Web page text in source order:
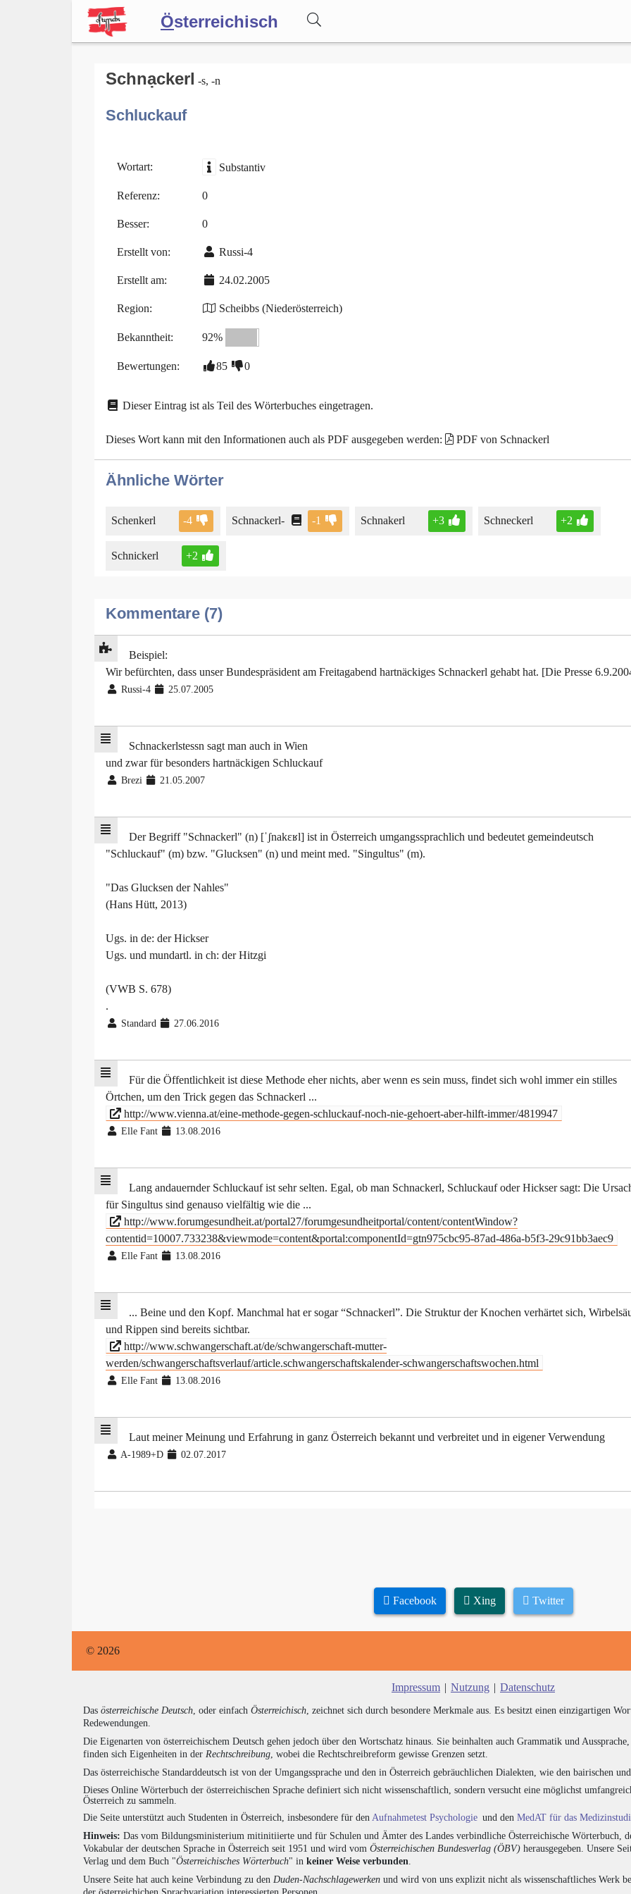
Österreichisch
Forum
Blog
Schnạckerl -s, -n
Schluckauf
Wortart: Substantiv
Referenz: 0
Besser: 0
Erstellt von: Russi-4
Erstellt am: 24.02.2005
Region: Scheibbs (Niederösterreich)
Bekanntheit: 92%
Bewertungen: 85 0
Dieser Eintrag ist als Teil des Wörterbuches eingetragen.
Dieses Wort kann mit den Informationen auch als PDF ausgegeben werden: PDF von Schnackerl
Ähnliche Wörter
Schenkerl -4 Schnackerl- -1 Schnakerl +3 Schneckerl +2
Schnickerl +2
Kommentare (7)
Beispiel:
Wir befürchten, dass unser Bundespräsident am Freitagabend hartnäckiges Schnackerl gehabt hat. [Die Presse
Russi-4 25.07.2005
Schnackerlstessn sagt man auch in Wien
und zwar für besonders hartnäckigen Schluckauf
Brezi 21.05.2007
Der Begriff "Schnackerl" (n) [ˈʃnakɛʁl] ist in Österreich umgangssprachlich und bedeutet gemeindeutsch
"Schluckauf" (m) bzw. "Glucksen" (n) und meint med. "Singultus" (m).
"Das Glucksen der Nahles"
(Hans Hütt, 2013)
Ugs. in de: der Hickser
Ugs. und mundartl. in ch: der Hitzgi
(VWB S. 678)
.
Standard 27.06.2016
Für die Öffentlichkeit ist diese Methode eher nichts, aber wenn es sein muss, findet sich wohl immer ein stilles
Örtchen, um den Trick gegen das Schnackerl ...
http://www.vienna.at/eine-methode-gegen-schluckauf-noch-nie-gehoert-aber-hilft-immer/4819947
Elle Fant 13.08.2016
Lang andauernder Schluckauf ist sehr selten. Egal, ob man Schnackerl, Schluckauf oder Hickser sagt: Die
für Singultus sind genauso vielfältig wie die ...
http://www.forumgesundheit.at/portal27/forumgesundheitportal/content/contentWindow?
contentid=10007.733238&viewmode=content&portal:componentId=gtn975cbc95-87ad-486a-b5f3-29c91bb3aec9
Elle Fant 13.08.2016
... Beine und den Kopf. Manchmal hat er sogar “Schnackerl”. Die Struktur der Knochen verhärtet sich,
und Rippen sind bereits sichtbar.
http://www.schwangerschaft.at/de/schwangerschaft-mutter-
werden/schwangerschaftsverlauf/article.schwangerschaftskalender-schwangerschaftswochen.html
Elle Fant 13.08.2016
Laut meiner Meinung und Erfahrung in ganz Österreich bekannt und verbreitet und in eigener Verwendung
A-1989+D 02.07.2017
Facebook Xing Twitter
© 2026
Impressum | Nutzung | Datenschutz
Das österreichische Deutsch , oder einfach Österreichisch , zeichnet sich durch besondere Merkmale aus. Es besitzt einen einzigartigen
Redewendungen.
Die Eigenarten von österreichischem Deutsch gehen jedoch über den Wortschatz hinaus. Sie beinhalten auch Grammatik und
finden sich Eigenheiten in der Rechtschreibung , wobei die Rechtschreibreform gewisse Grenzen setzt.
Das österreichische Standarddeutsch ist von der Umgangssprache und den in Österreich gebräuchlichen Dialekten, wie den bairischen
Dieses Online Wörterbuch der österreichischen Sprache definiert sich nicht wissenschaftlich, sondern versucht eine möglichst
Österreich zu sammeln.
Die Seite unterstützt auch Studenten in Österreich, insbesondere für den Aufnahmetest Psychologie und den MedAT für das
Hinweis: Das vom Bildungsministerium mitinitiierte und für Schulen und Ämter des Landes verbindliche Österreichische Wörterbuch,
Vokabular der deutschen Sprache in Österreich seit 1951 und wird vom Österreichischen Bundesverlag (ÖBV) herausgegeben. Unsere
Verlag und dem Buch "Österreichisches Wörterbuch" in keiner Weise verbunden
Unsere Seite hat auch keine Verbindung zu den Duden-Nachschlagewerken und wird von uns explizit nicht als wissenschaftliches Werk